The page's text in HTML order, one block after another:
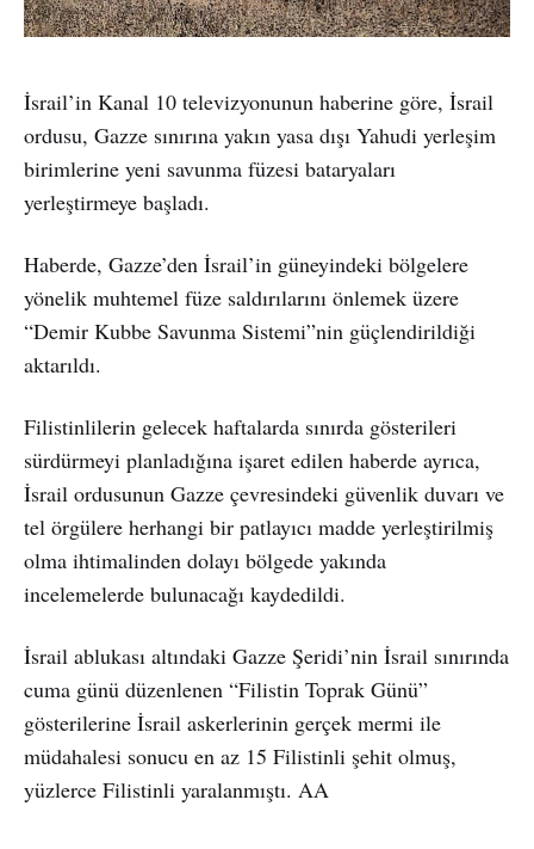
İsrail’in Kanal 10 televizyonunun haberine göre, İsrail
ordusu, Gazze sınırına yakın yasa dışı Yahudi yerleşim
birimlerine yeni savunma füzesi bataryaları
yerleştirmeye başladı.
Haberde, Gazze’den İsrail’in güneyindeki bölgelere
yönelik muhtemel füze saldırılarını önlemek üzere
“Demir Kubbe Savunma Sistemi”nin güçlendirildiği
aktarıldı.
Filistinlilerin gelecek haftalarda sınırda gösterileri
sürdürmeyi planladığına işaret edilen haberde ayrıca,
İsrail ordusunun Gazze çevresindeki güvenlik duvarı ve
tel örgülere herhangi bir patlayıcı madde yerleştirilmiş
olma ihtimalinden dolayı bölgede yakında
incelemelerde bulunacağı kaydedildi.
İsrail ablukası altındaki Gazze Şeridi’nin İsrail sınırında
cuma günü düzenlenen “Filistin Toprak Günü”
gösterilerine İsrail askerlerinin gerçek mermi ile
müdahalesi sonucu en az 15 Filistinli şehit olmuş,
yüzlerce Filistinli yaralanmıştı. AA